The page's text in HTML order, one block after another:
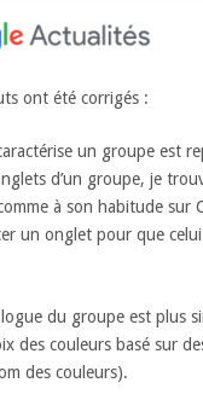
ont été corrigés :
un groupe est
d’un groupe, je
à son habitude sur
un onglet pour que
du groupe est plus
des couleurs basé sur
des couleurs).